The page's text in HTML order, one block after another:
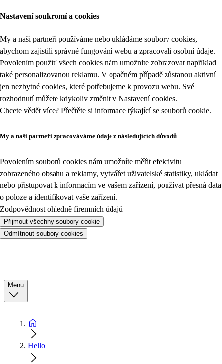
Nastavení soukromí a cookies
My a naši partneři používáme nebo ukládáme soubory cookies,
abychom zajistili správné fungování webu a zpracovali osobní údaje.
Povolením použití všech cookies nám umožníte zobrazovat například
také personalizovanou reklamu. V opačném případě zůstanou aktivní
jen nezbytné cookies, které potřebujeme k provozu webu. Své
rozhodnutí můžete kdykoliv změnit v Nastavení cookies.
Chcete vědět více? Přečtěte si informace týkající se souborů cookie.
My a naši partneři zpracováváme údaje z následujících důvodů
Povolením souborů cookies nám umožníte měřit efektivitu
zobrazeného obsahu a reklamy, vytvářet uživatelské statistiky, ukládat
nebo přistupovat k informacím ve vašem zařízení, používat přesná data
o poloze a identifikovat vaše zařízení.
Zodpovědnost ohledně firemních údajů
Přijmout všechny soubory cookie
Odmítnout soubory cookies
Menu
Hello